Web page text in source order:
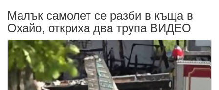
Малък самолет се разби в къща в
Охайо, откриха два трупа ВИДЕО